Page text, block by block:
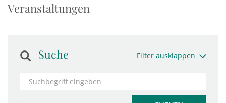
Veranstaltungen
Suche Filter ausklappen